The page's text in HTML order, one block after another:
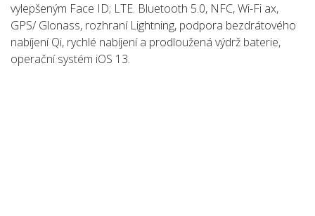
vylepšeným Face ID; LTE. Bluetooth 5.0, NFC, Wi-Fi ax,
GPS/ Glonass, rozhraní Lightning, podpora bezdrátového
nabíjení Qi, rychlé nabíjení a prodloužená výdrž baterie,
operační systém iOS 13.